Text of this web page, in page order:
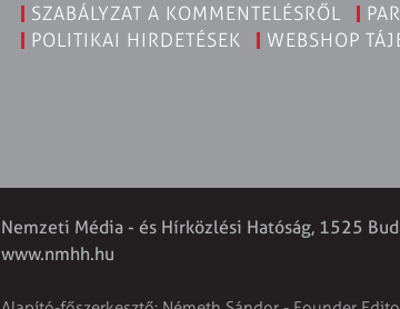
SZABÁLYZAT A KOMMENTELÉSRŐL
POLITIKAI HIRDETÉSEK
WEBSHOP
Nemzeti Média - és Hírközlési Hatóság, 1525
www.nmhh.hu